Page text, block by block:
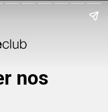
nos